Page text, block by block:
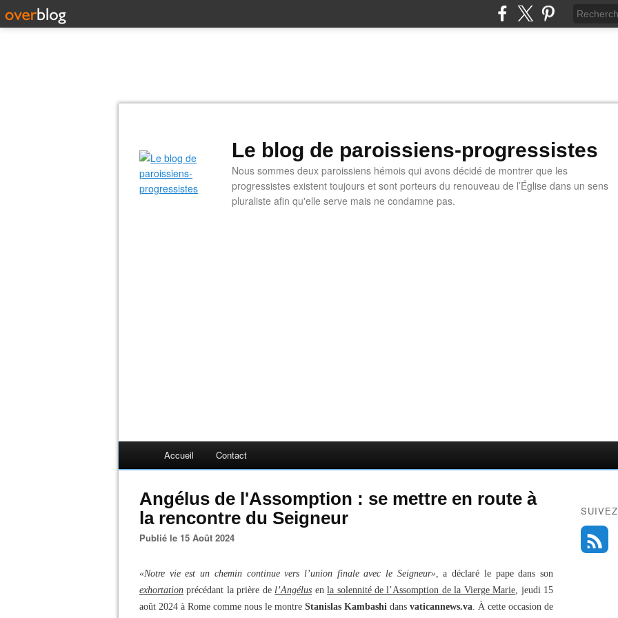
Le blog de paroissiens-progressistes
Nous sommes deux paroissiens hémois qui avons décidé de montrer que les
progressistes existent toujours et sont porteurs du renouveau de l’Église dans un sens
pluraliste afin qu'elle serve mais ne condamne pas.
Accueil Contact
Angélus de l'Assomption : se mettre en route à
la rencontre du Seigneur
Publié le 15 Août 2024
«Notre vie est un chemin continue vers l’union finale avec le Seigneur», a déclaré le pape dans son
exhortation précédant la prière del’Angélus enla solennité de l’Assomption de la Vierge Marie, jeudi 15
août 2024 à Rome comme nous le montre Stanislas Kambashi dans vaticannews.va. À cette occasion de